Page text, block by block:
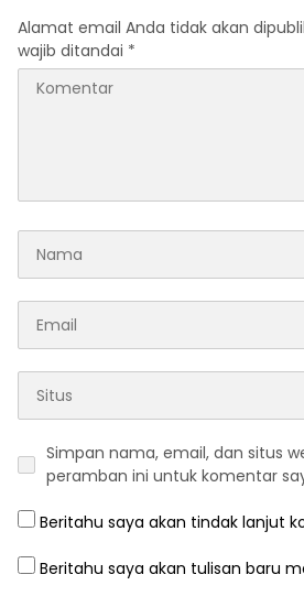
Alamat email Anda tidak akan
wajib ditandai *
Simpan nama, email, dan situs
peramban ini untuk komentar
Beritahu saya akan tindak lanjut
Beritahu saya akan tulisan baru